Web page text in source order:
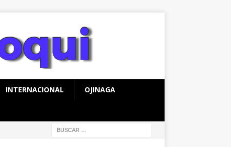
INTERNACIONAL OJINAGA